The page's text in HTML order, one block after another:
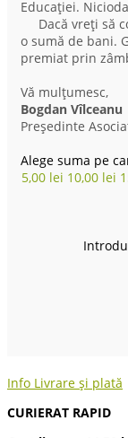
Educației.
Dacă vreți să
o sumă de bani.
premiat prin
Vă mulțumesc,
Bogdan Vîlceanu
Președinte
Alege suma pe
5,00 lei 10,00 lei
Info Livrare și plată
CURIERAT RAPID